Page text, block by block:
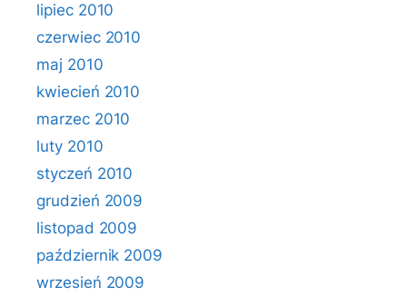
lipiec 2010
czerwiec 2010
maj 2010
kwiecień 2010
marzec 2010
luty 2010
styczeń 2010
grudzień 2009
listopad 2009
październik 2009
wrzesień 2009